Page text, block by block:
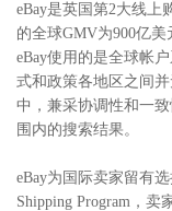
eBay是英国第2大线上
的全球GMV为900亿美
eBay使用的是全球帐
式和政策各地区之间
中，兼采协调性和一
围内的搜索结果。
eBay为国际卖家留有
Shipping Program，卖